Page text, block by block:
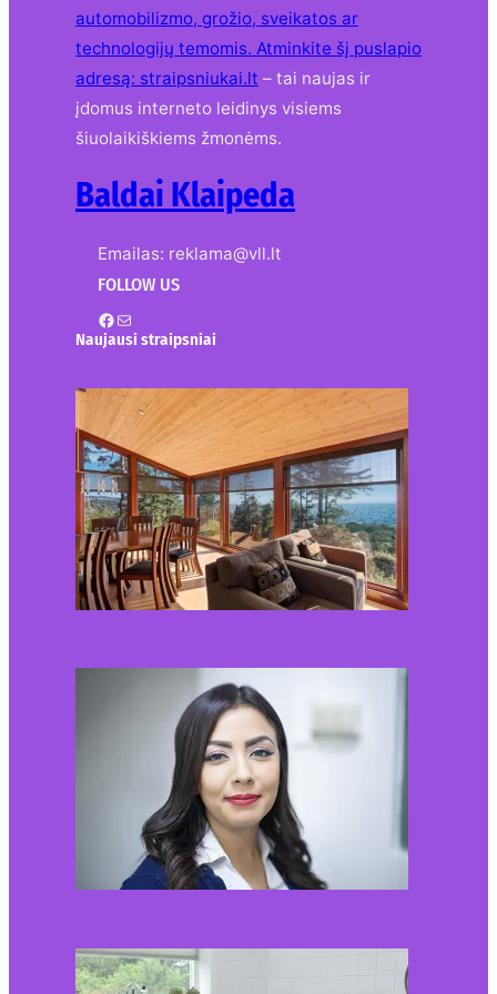
automobilizmo, grožio, sveikatos ar
technologijų temomis. Atminkite šį puslapio
adresą: straipsniukai.lt – tai naujas ir
įdomus interneto leidinys visiems
šiuolaikiškiems žmonėms.
Baldai Klaipeda
Emailas: reklama@vll.lt
FOLLOW US
Facebook Mail
Naujausi straipsniai
Kur nusipirkti medines
žaliuzes Klaipėdoje?
2026-08-01
Kaip miegamojo
atmosfera veikia odos
senėjimą?
2026-06-01